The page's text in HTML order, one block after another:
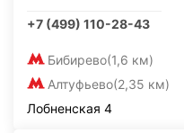
+7 (499) 110-28-43
Бибирево(1,6 км)
Алтуфьево(2,35 км)
Лобненская 4